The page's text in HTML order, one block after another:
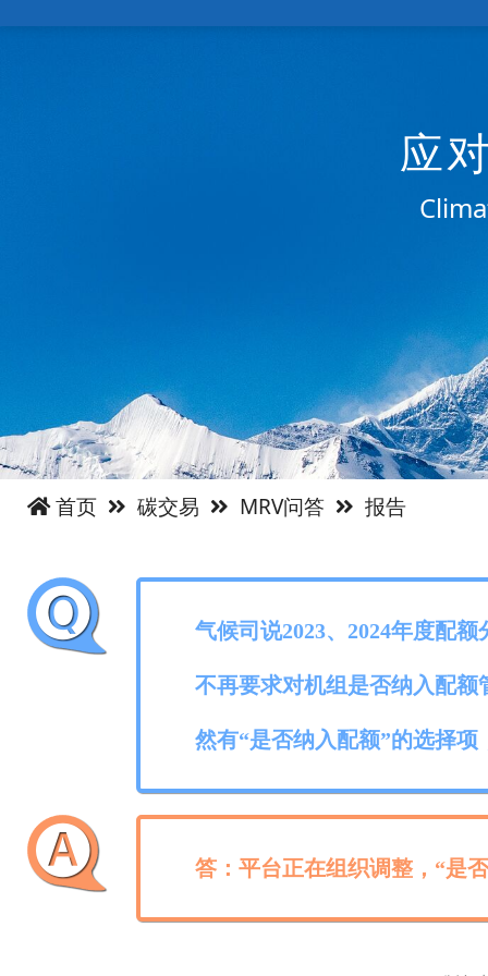
应
首页 碳交易 MRV问答 报告
气候司说2023、2024年度配
不再要求对机组是否纳入配
然有“是否纳入配额”的选择
答：平台正在组织调整，“是